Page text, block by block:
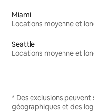
Miami
Seattle
* Des exclusions
géographiques et des